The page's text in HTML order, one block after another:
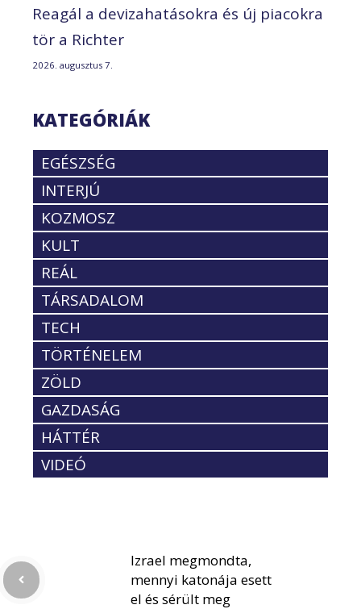
Reagál a devizahatásokra és új piacokra
tör a Richter
2026. augusztus 7.
KATEGÓRIÁK
EGÉSZSÉG
INTERJÚ
KOZMOSZ
KULT
REÁL
TÁRSADALOM
TECH
TÖRTÉNELEM
ZÖLD
GAZDASÁG
HÁTTÉR
VIDEÓ
Izrael megmondta,
mennyi katonája esett
el és sérült meg